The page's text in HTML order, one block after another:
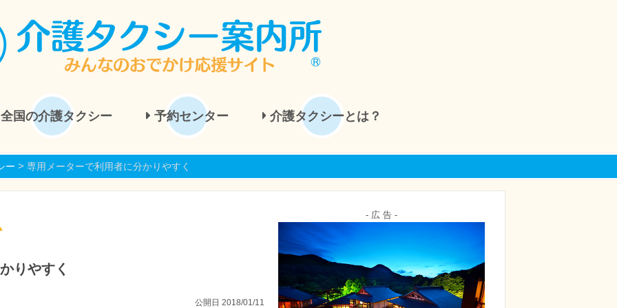
国の介護タクシー 予約センター 介護タクシーとは？
ー > 専用メーターで利用者に分かりやすく
りやすく
公開日 2018/01/11
- 広 告 -